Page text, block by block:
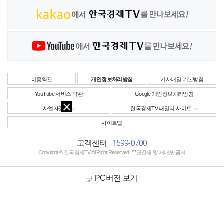
이용약관 개인정보처리방침 기사배열 기본방침
YouTube 서비스 약관 Google 개인정보처리방침
사업자정보 한국경제TV 패밀리 사이트
사이트맵
고객센터 1599-0700
Copyright © 한국경제TV All Right Reserved. 무단전재 및 재배포 금지
PC버전 보기